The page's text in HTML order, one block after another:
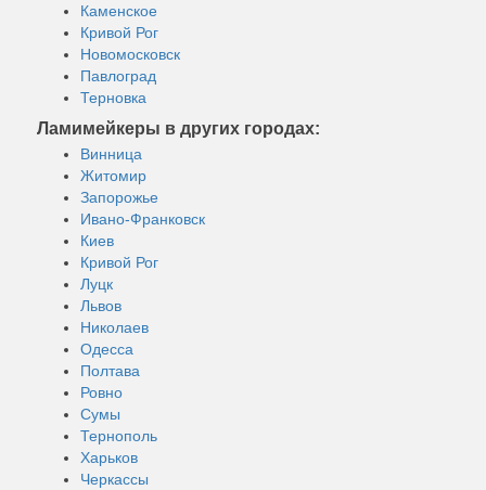
Каменское
Кривой Рог
Новомосковск
Павлоград
Терновка
Ламимейкеры в других городах:
Винница
Житомир
Запорожье
Ивано-Франковск
Киев
Кривой Рог
Луцк
Львов
Николаев
Одесса
Полтава
Ровно
Сумы
Тернополь
Харьков
Черкассы